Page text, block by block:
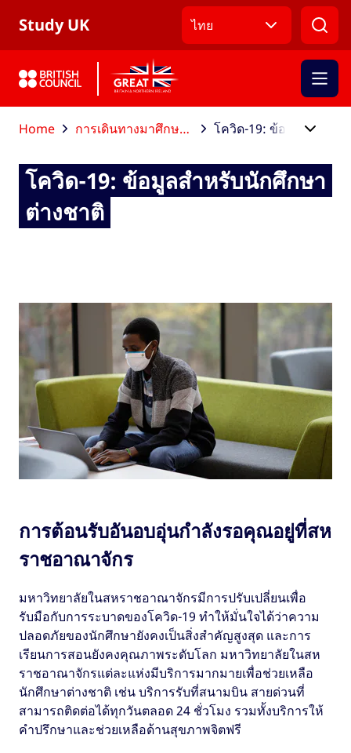
Study UK ไทย
Home การเดินทางมาศึกษาต่อในสหราชอาณาจักร
โควิด-19: ข้อมูลสำหรับนักศึกษา
ต่างชาติ
การต้อนรับอันอบอุ่นกำลังรอคุณอยู่ที่สห
ราชอาณาจักร
มหาวิทยาลัยในสหราชอาณาจักรมีการปรับเปลี่ยนเพื่อ
รับมือกับการระบาดของโควิด-19 ทำให้มั่นใจได้ว่าความ
ปลอดภัยของนักศึกษายังคงเป็นสิ่งสำคัญสูงสุด และการ
เรียนการสอนยังคงคุณภาพระดับโลก มหาวิทยาลัยในสห
ราชอาณาจักรแต่ละแห่งมีบริการมากมายเพื่อช่วยเหลือ
นักศึกษาต่างชาติ เช่น บริการรับที่สนามบิน สายด่วนที่
สามารถติดต่อได้ทุกวันตลอด 24 ชั่วโมง รวมทั้งบริการให้
คำปรึกษาและช่วยเหลือด้านสุขภาพจิตฟรี